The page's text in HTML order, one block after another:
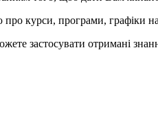
курси, програми, графіки
застосувати отримані